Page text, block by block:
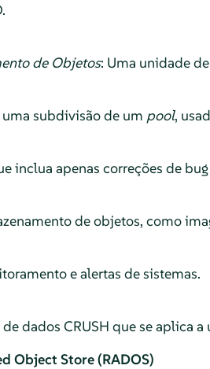
de Objetos: Uma unidade
subdivisão de um pool,
inclua apenas correções de
de objetos, como
e alertas de sistemas.
dados CRUSH que se aplica
Object Store (RADOS)